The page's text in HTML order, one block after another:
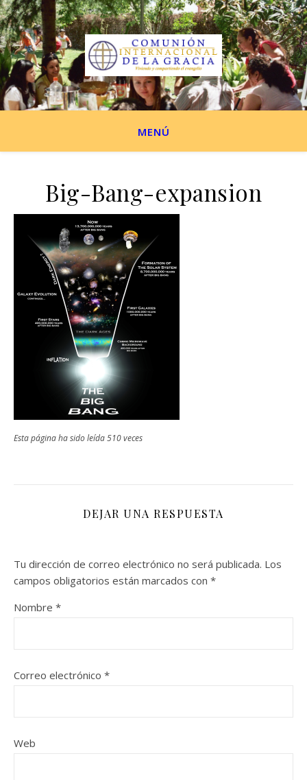
MENÚ
Big-Bang-expansion
Esta página ha sido leída 510 veces
DEJAR UNA RESPUESTA
Tu dirección de correo electrónico no será publicada. Los
campos obligatorios están marcados con *
Nombre *
Correo electrónico *
Web